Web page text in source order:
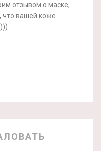
отзывом о маске,
что вашей коже